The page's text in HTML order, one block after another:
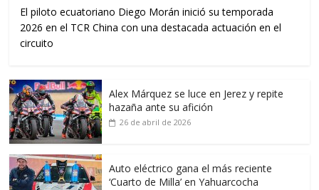
El piloto ecuatoriano Diego Morán inició su temporada
2026 en el TCR China con una destacada actuación en el
circuito
Alex Márquez se luce en Jerez y repite
hazaña ante su afición
26 de abril de 2026
Auto eléctrico gana el más reciente
‘Cuarto de Milla’ en Yahuarcocha